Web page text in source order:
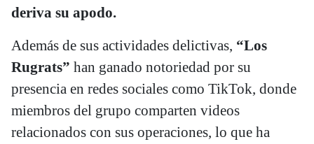
deriva su apodo.
Además de sus actividades delictivas, “Los
Rugrats” han ganado notoriedad por su
presencia en redes sociales como TikTok, donde
miembros del grupo comparten videos
relacionados con sus operaciones, lo que ha